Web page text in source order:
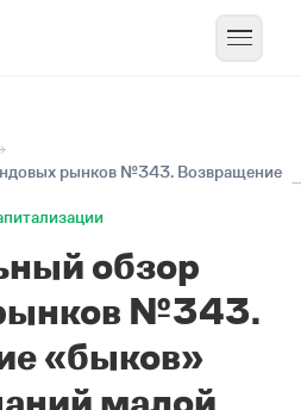
рынков №343. Возвращение
обзор
№343.
«быков»